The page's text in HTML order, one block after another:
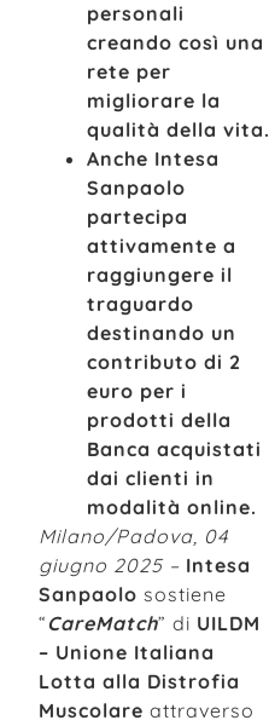
personali
creando così una
rete per
migliorare la
qualità della vita.
Anche Intesa
Sanpaolo
partecipa
attivamente a
raggiungere il
traguardo
destinando un
contributo di 2
euro per i
prodotti della
Banca acquistati
dai clienti in
modalità online.
Milano/Padova, 04
giugno 2025 – Intesa
Sanpaolo sostiene
“CareMatch” di UILDM
– Unione Italiana
Lotta alla Distrofia
Muscolare attraverso